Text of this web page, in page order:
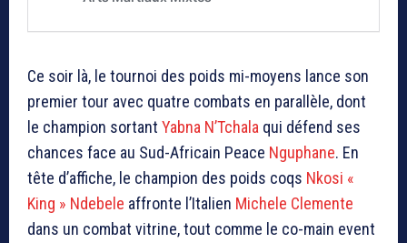
Ce soir là, le tournoi des poids mi-moyens lance son
premier tour avec quatre combats en parallèle, dont
le champion sortant Yabna N’Tchala qui défend ses
chances face au Sud-Africain Peace Nguphane. En
tête d’affiche, le champion des poids coqs Nkosi «
King » Ndebele affronte l’Italien Michele Clemente
dans un combat vitrine, tout comme le co-main event